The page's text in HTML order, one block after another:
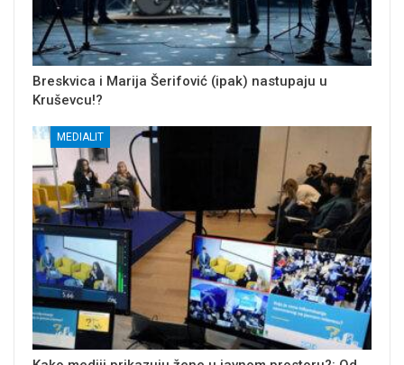
Breskvica i Marija Šerifović (ipak) nastupaju u
Kruševcu!?
MEDIALIT